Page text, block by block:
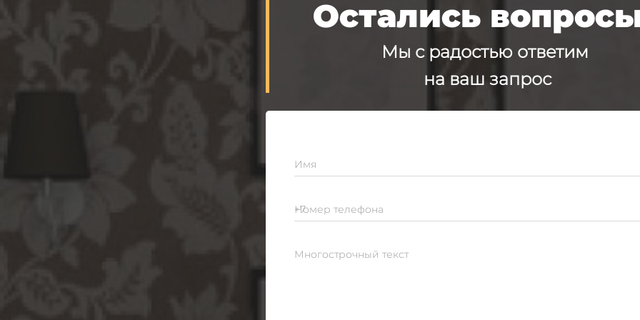
Остались
Мы с радостью ответим
на ваш запрос
Имя
Номер телефона
Многострочный текст